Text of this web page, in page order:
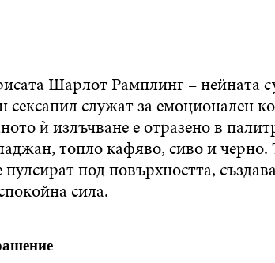
Шарлот Рамплинг – нейната
сексапил служат за емоционален
ѝ излъчване е отразено в
топло кафяво, сиво и черно.
под повърхността,
сила.